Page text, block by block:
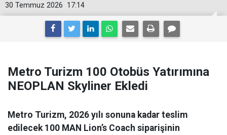
17:14
30 Temmuz 2026
Metro Turizm 100 Otobüs Yatırımına
NEOPLAN Skyliner Ekledi
Metro Turizm, 2026 yılı sonuna kadar teslim
edilecek 100 MAN Lion’s Coach siparişinin